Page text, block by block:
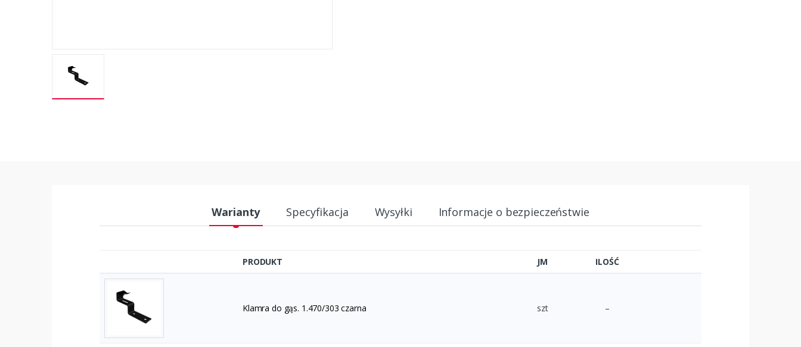
Warianty Specyfikacja Wysyłki Informacje o bezpieczeństwie
PRODUKT JM ILOŚĆ
Klamra do gąs. 1.470/303 czarna szt –